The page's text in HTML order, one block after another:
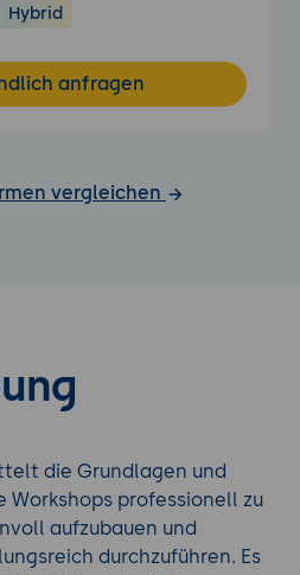
Hybrid
anfragen
vergleichen
die Grundlagen und
Workshops professionell zu
aufzubauen und
durchzuführen. Es